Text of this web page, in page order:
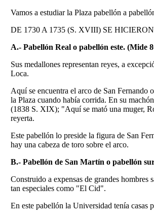
Vamos a estudiar la Plaza pabellón a
DE 1730 A 1735 (S. XVIII) SE
A.- Pabellón Real o pabellón este. (Mide
Sus medallones representan reyes, a
Loca.
Aquí se encuentra el arco de San Fernando
la Plaza cuando había corrida. En su
(1838 S. XIX); "Aquí se mató una muger,
reyerta.
Este pabellón lo preside la figura de San
hay una cabeza de toro sobre el arco.
B.- Pabellón de San Martín o pabellón
Construido a expensas de grandes hombres
tan especiales como "El Cid".
En este pabellón la Universidad tenía casas